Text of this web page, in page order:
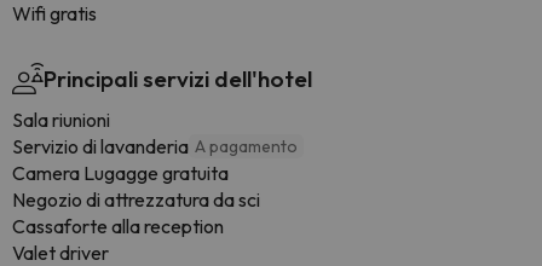
Wifi gratis
Principali servizi dell'hotel
Sala riunioni
Servizio di lavanderia A pagamento
Camera Lugagge gratuita
Negozio di attrezzatura da sci
Cassaforte alla reception
Valet driver